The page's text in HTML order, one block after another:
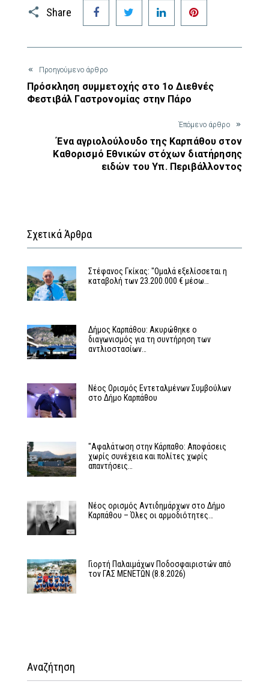
Share
Facebook Twitter LinkedIn
Προηγούμενο άρθρο
Πρόσκληση συμμετοχής στο 1ο Διεθνές
Φεστιβάλ Γαστρονομίας στην Πάρο
Έπόμενο άρθρο
Ένα αγριολούλουδο της Καρπάθου στον
Καθορισμό Εθνικών στόχων διατήρησης
ειδών του Υπ. Περιβάλλοντος
Σχετικά Άρθρα
Στέφανος Γκίκας: "Ομαλά εξελίσσεται η
καταβολή των 23.200.000 € μέσω…
Δήμος Καρπάθου: Ακυρώθηκε ο
διαγωνισμός για τη συντήρηση των
αντλιοστασίων…
Νέος Ορισμός Εντεταλμένων Συμβούλων
στο Δήμο Καρπάθου
"Αφαλάτωση στην Κάρπαθο: Αποφάσεις
χωρίς συνέχεια και πολίτες χωρίς
απαντήσεις…
Νέος ορισμός Αντιδημάρχων στο Δήμο
Καρπάθου – Όλες οι αρμοδιότητες…
Γιορτή Παλαιμάχων Ποδοσφαιριστών από
τον ΓΑΣ ΜΕΝΕΤΩΝ (8.8.2026)
Αναζήτηση